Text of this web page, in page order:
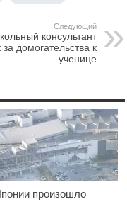
Следующий
консультант
домогательства к
ученице
произошло